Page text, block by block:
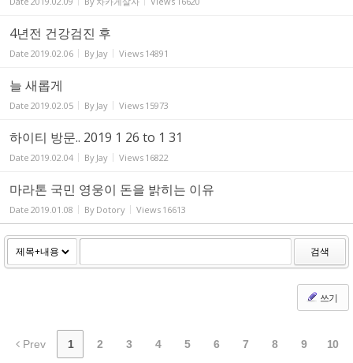
4년전 건강검진 후
Date 2019.02.06 By Jay Views 14891
늘 새롭게
Date 2019.02.05 By Jay Views 15973
하이티 방문.. 2019 1 26 to 1 31
Date 2019.02.04 By Jay Views 16822
마라톤 국민 영웅이 돈을 밝히는 이유
Date 2019.01.08 By Dotory Views 16613
검색
쓰기
Prev 1 2 3 4 5 6 7 8 9 10